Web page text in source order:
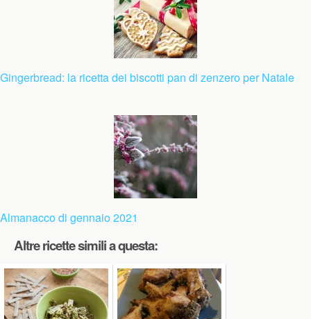
Gingerbread: la ricetta dei biscotti pan di zenzero per Natale
Almanacco di gennaio 2021
Altre ricette simili a questa: